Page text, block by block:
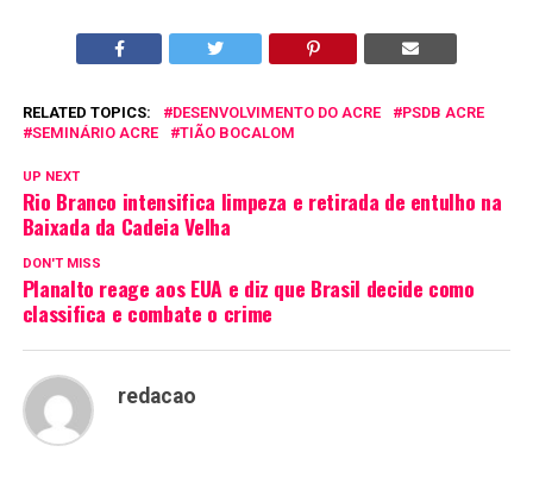
RELATED TOPICS: DESENVOLVIMENTO DO ACRE
PSDB ACRE
SEMINÁRIO ACRE
TIÃO BOCALOM
UP NEXT
Rio Branco intensifica limpeza e retirada de entulho na
Baixada da Cadeia Velha
DON'T MISS
Planalto reage aos EUA e diz que Brasil decide como
classifica e combate o crime
redacao